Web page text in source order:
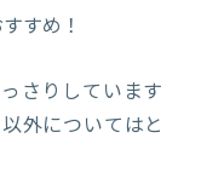
すめ！
さりしています
外についてはと